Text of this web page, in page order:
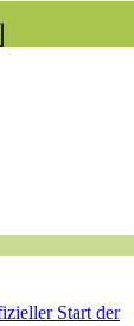
Start der